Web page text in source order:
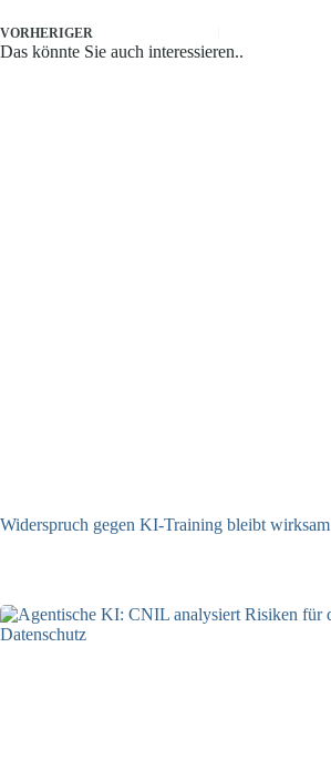
VORHERIGER
Das könnte Sie auch interessieren..
Widerspruch gegen KI-Training bleibt wirksam